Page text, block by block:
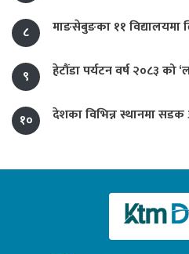
८ माङसेबुङका ११ विद्यालयमा
९ हेटौंडा पर्यटन वर्ष २०८३ को
१० देशका विभिन्न स्थानमा सडक